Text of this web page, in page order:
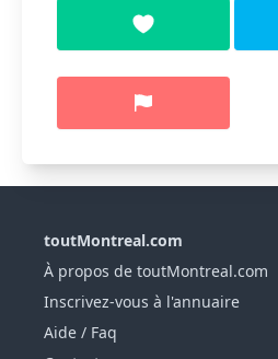
toutMontreal.com
À propos de toutMontreal.com
Inscrivez-vous à l'annuaire
Aide / Faq